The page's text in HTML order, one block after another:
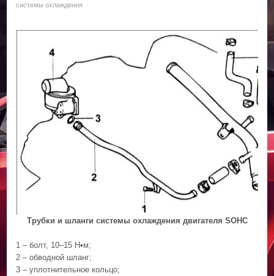
системы охлаждения
Трубки и шланги системы охлаждения двигателя SOHC
1 – болт, 10–15 Н•м;
2 – обводной шланг;
3 – уплотнительное кольцо;